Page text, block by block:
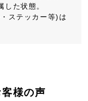
した状態。
ステッカー等)は
様の声